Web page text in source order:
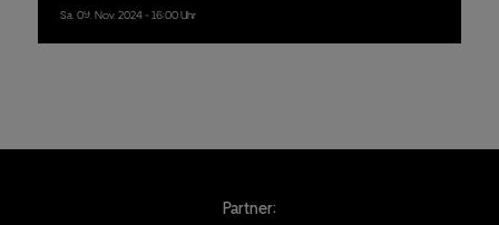
Sa. 09. Nov. 2024- 16:00 Uhr
Partner: